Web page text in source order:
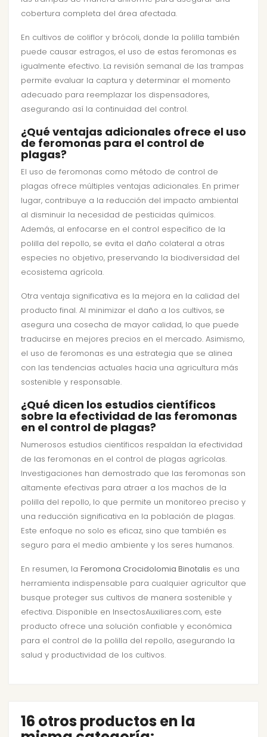
cobertura completa del área afectada.
En cultivos de coliflor y brócoli, donde la polilla también
puede causar estragos, el uso de estas feromonas es
igualmente efectivo. La revisión semanal de las trampas
permite evaluar la captura y determinar el momento
adecuado para reemplazar los dispensadores,
asegurando así la continuidad del control.
¿Qué ventajas adicionales ofrece el uso
de feromonas para el control de
plagas?
El uso de feromonas como método de control de
plagas ofrece múltiples ventajas adicionales. En primer
lugar, contribuye a la reducción del impacto ambiental
al disminuir la necesidad de pesticidas químicos.
Además, al enfocarse en el control específico de la
polilla del repollo, se evita el daño colateral a otras
especies no objetivo, preservando la biodiversidad del
ecosistema agrícola.
Otra ventaja significativa es la mejora en la calidad del
producto final. Al minimizar el daño a los cultivos, se
asegura una cosecha de mayor calidad, lo que puede
traducirse en mejores precios en el mercado. Asimismo,
el uso de feromonas es una estrategia que se alinea
con las tendencias actuales hacia una agricultura más
sostenible y responsable.
¿Qué dicen los estudios científicos
sobre la efectividad de las feromonas
en el control de plagas?
Numerosos estudios científicos respaldan la efectividad
de las feromonas en el control de plagas agrícolas.
Investigaciones han demostrado que las feromonas son
altamente efectivas para atraer a los machos de la
polilla del repollo, lo que permite un monitoreo preciso y
una reducción significativa en la población de plagas.
Este enfoque no solo es eficaz, sino que también es
seguro para el medio ambiente y los seres humanos.
En resumen, la Feromona Crocidolomia Binotalis es una
herramienta indispensable para cualquier agricultor que
busque proteger sus cultivos de manera sostenible y
efectiva. Disponible en InsectosAuxiliares.com, este
producto ofrece una solución confiable y económica
para el control de la polilla del repollo, asegurando la
salud y productividad de los cultivos.
16 otros productos en la